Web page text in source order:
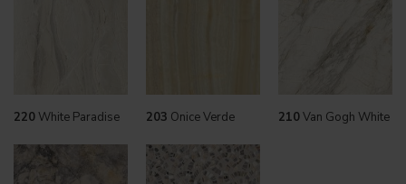
220 White Paradise 203 Onice Verde 210Van Gogh White